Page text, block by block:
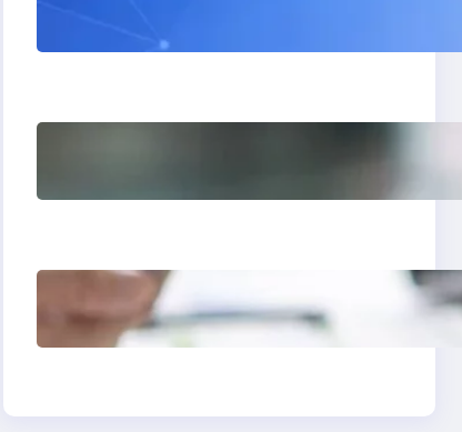
sortie (et ce que ça
photographe grâce à
Site vitrine expert-
comptable : levier de
croissance